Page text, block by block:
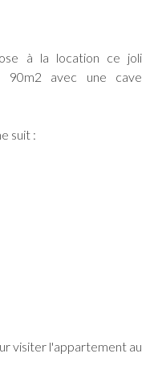
à la location ce joli
90m2 avec une cave
suit :
visiter l'appartement au